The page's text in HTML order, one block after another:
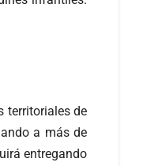
territoriales de
a más de
entregando